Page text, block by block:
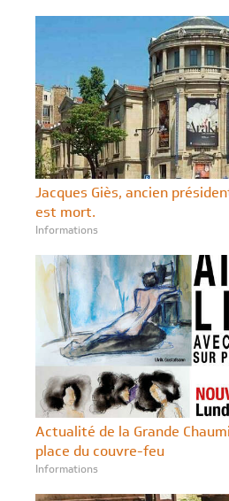
Jacques Giès, ancien
est mort.
Informations
Actualité de la Grande
place du couvre-feu
Informations